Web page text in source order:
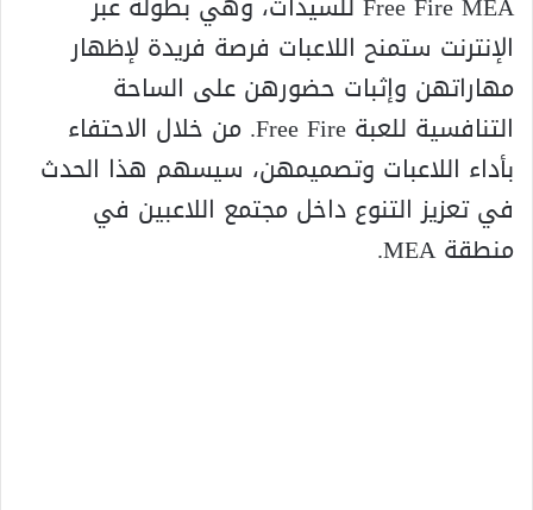
الإنترنت ستمنح اللاعبات فرصة فريدة لإظهار
مهاراتهن وإثبات حضورهن على الساحة
التنافسية للعبة Free Fire. من خلال الاحتفاء
بأداء اللاعبات وتصميمهن، سيسهم هذا الحدث
في تعزيز التنوع داخل مجتمع اللاعبين في
منطقة MEA.